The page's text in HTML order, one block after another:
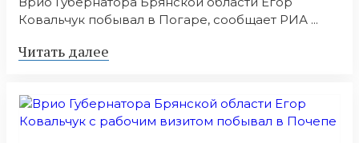
Ковальчук побывал в Погаре, сообщает РИА ...
Читать далее